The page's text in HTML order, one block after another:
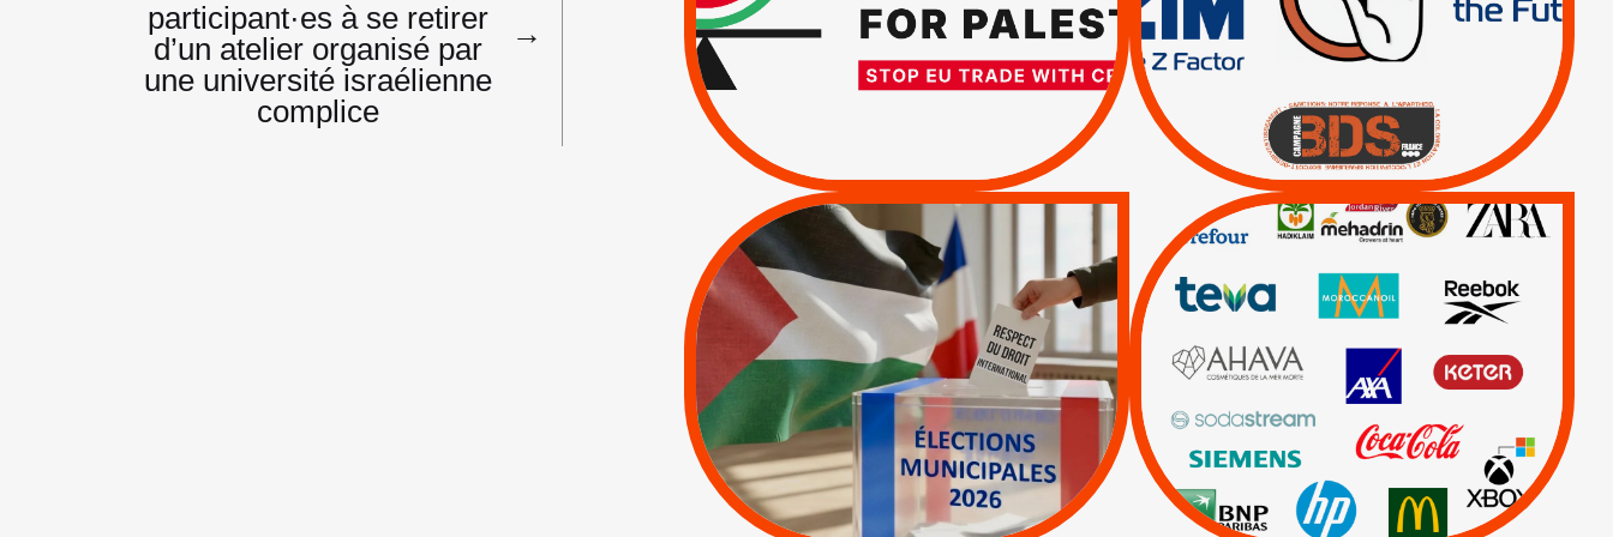
l’article
participant·es à se retirer
d’un atelier organisé par
une université israélienne
complice
→
TOTALE DE
L’ACCORD
D’ASSOCIATION UE-
ISRAËL
| Actus |
| Boycott militaire |
Lettres d'interpellation
MUNICIPALES 2026 :
JE VOTE POUR LE
RESPECT DU DROIT
INTERNATIONAL EN
PALESTINE
APPELS | Actus |
Espaces Sans
Apartheid
| Lettres d'interpellation
QUE BOYCOTTER ?
Actus | Ahava
Carrefour HP
Keter |
Livres et brochures
Mehadrin | PUMA |
Sodastream
Visuels, tracts,
affiches,...